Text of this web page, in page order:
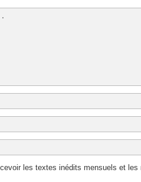
les textes inédits mensuels et